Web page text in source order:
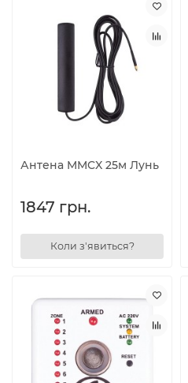
Антена MMCX 25м Лунь
1847 грн.
Коли з'явиться?